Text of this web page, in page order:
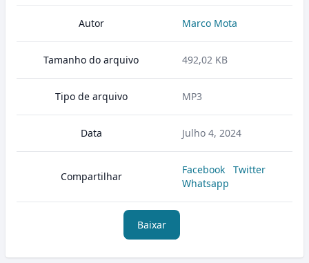
Autor Marco Mota
Tamanho do arquivo 492,02 KB
Tipo de arquivo MP3
Data Julho 4, 2024
Compartilhar
Facebook
Twitter
Whatsapp
Baixar